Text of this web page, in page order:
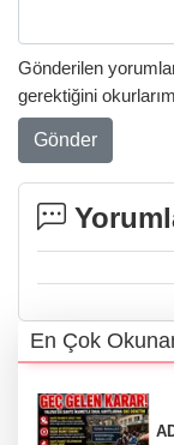
Gönderilen
gerektiğini
Gönder
En Çok